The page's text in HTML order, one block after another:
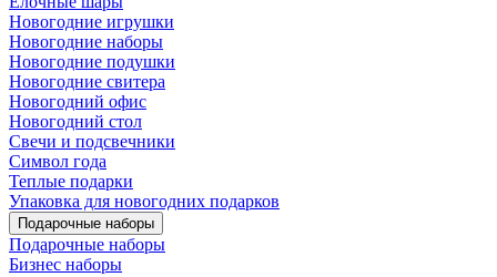
Новогодние игрушки
Новогодние наборы
Новогодние подушки
Новогодние свитера
Новогодний офис
Новогодний стол
Свечи и подсвечники
Символ года
Теплые подарки
Упаковка для новогодних подарков
Подарочные наборы
Подарочные наборы
Бизнес наборы